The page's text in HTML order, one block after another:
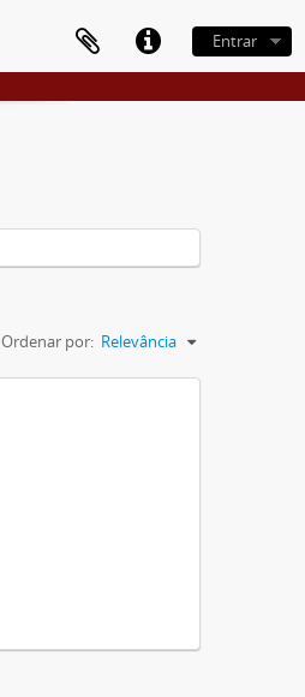
Entrar
Ordenar por: Relevância